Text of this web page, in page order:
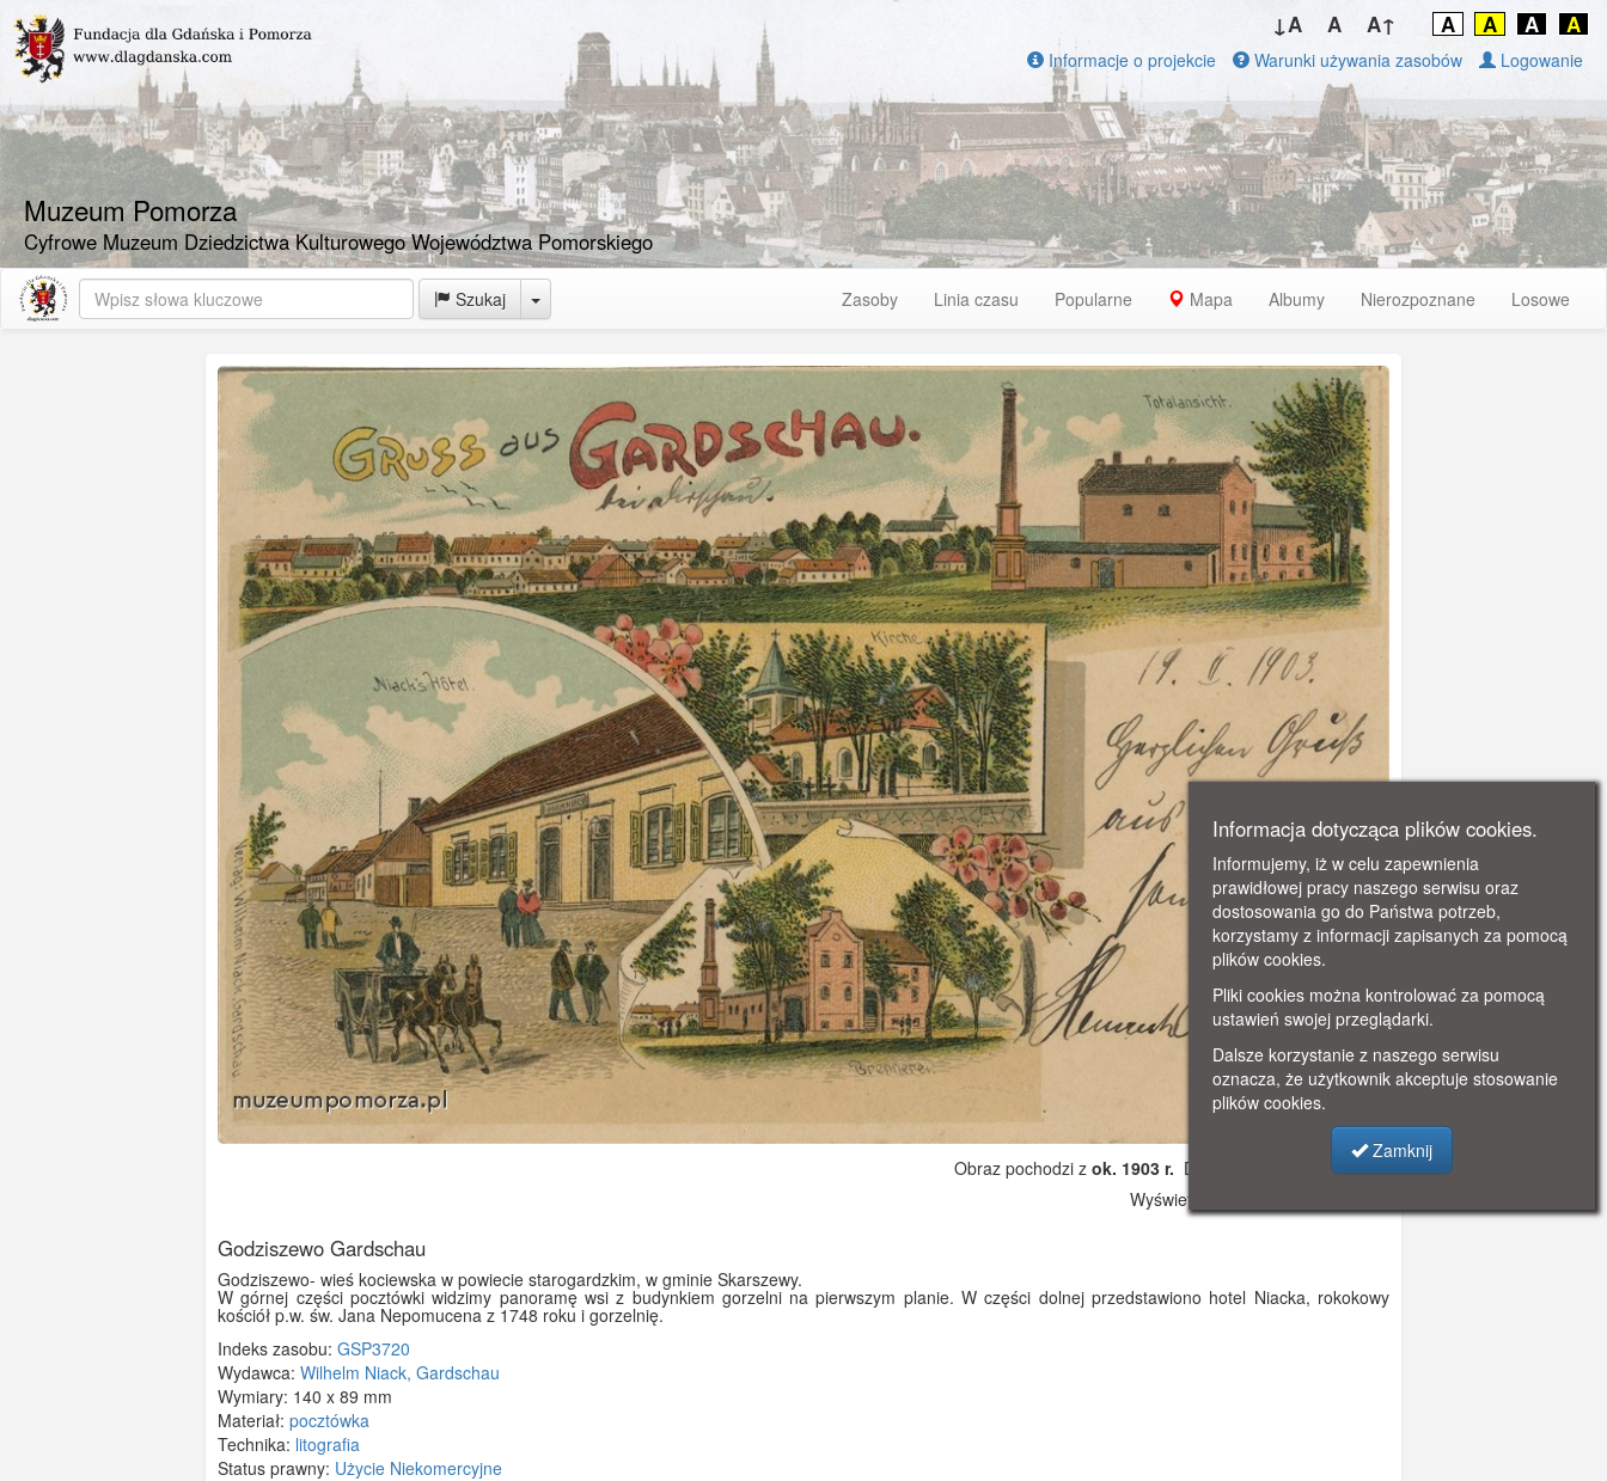
Muzeum Pomorza
Cyfrowe Muzeum Dziedzictwa Kulturowego Województwa Pomorskiego
↓A A A↑ A A A A
Informacje o projekcie Warunki używania zasobów Logowanie
Szukaj Toggle Dropdown Zasoby Linia czasu Popularne Mapa Albumy Nierozpoznane Losowe
Obraz pochodzi z ok. 1903 r. Dodano: 2022-09-23 20:36
Wyświetlono: 2301
Godziszewo Gardschau
Godziszewo- wieś kociewska w powiecie starogardzkim, w gminie Skarszewy.
W górnej części pocztówki widzimy panoramę wsi z budynkiem gorzelni na pierwszym planie. W części dolnej przedstawiono hotel Niacka, rokokowy
kościół p.w. św. Jana Nepomucena z 1748 roku i gorzelnię.
Indeks zasobu: GSP3720
Wydawca: Wilhelm Niack, Gardschau
Wymiary: 140 x 89 mm
Materiał: pocztówka
Technika: litografia
Status prawny: Użycie Niekomercyjne
Informacja dotycząca plików cookies.
Informujemy, iż w celu zapewnienia
prawidłowej pracy naszego serwisu oraz
dostosowania go do Państwa potrzeb,
korzystamy z informacji zapisanych za pomocą
plików cookies.
Pliki cookies można kontrolować za pomocą
ustawień swojej przeglądarki.
Dalsze korzystanie z naszego serwisu
oznacza, że użytkownik akceptuje stosowanie
plików cookies.
Zamknij